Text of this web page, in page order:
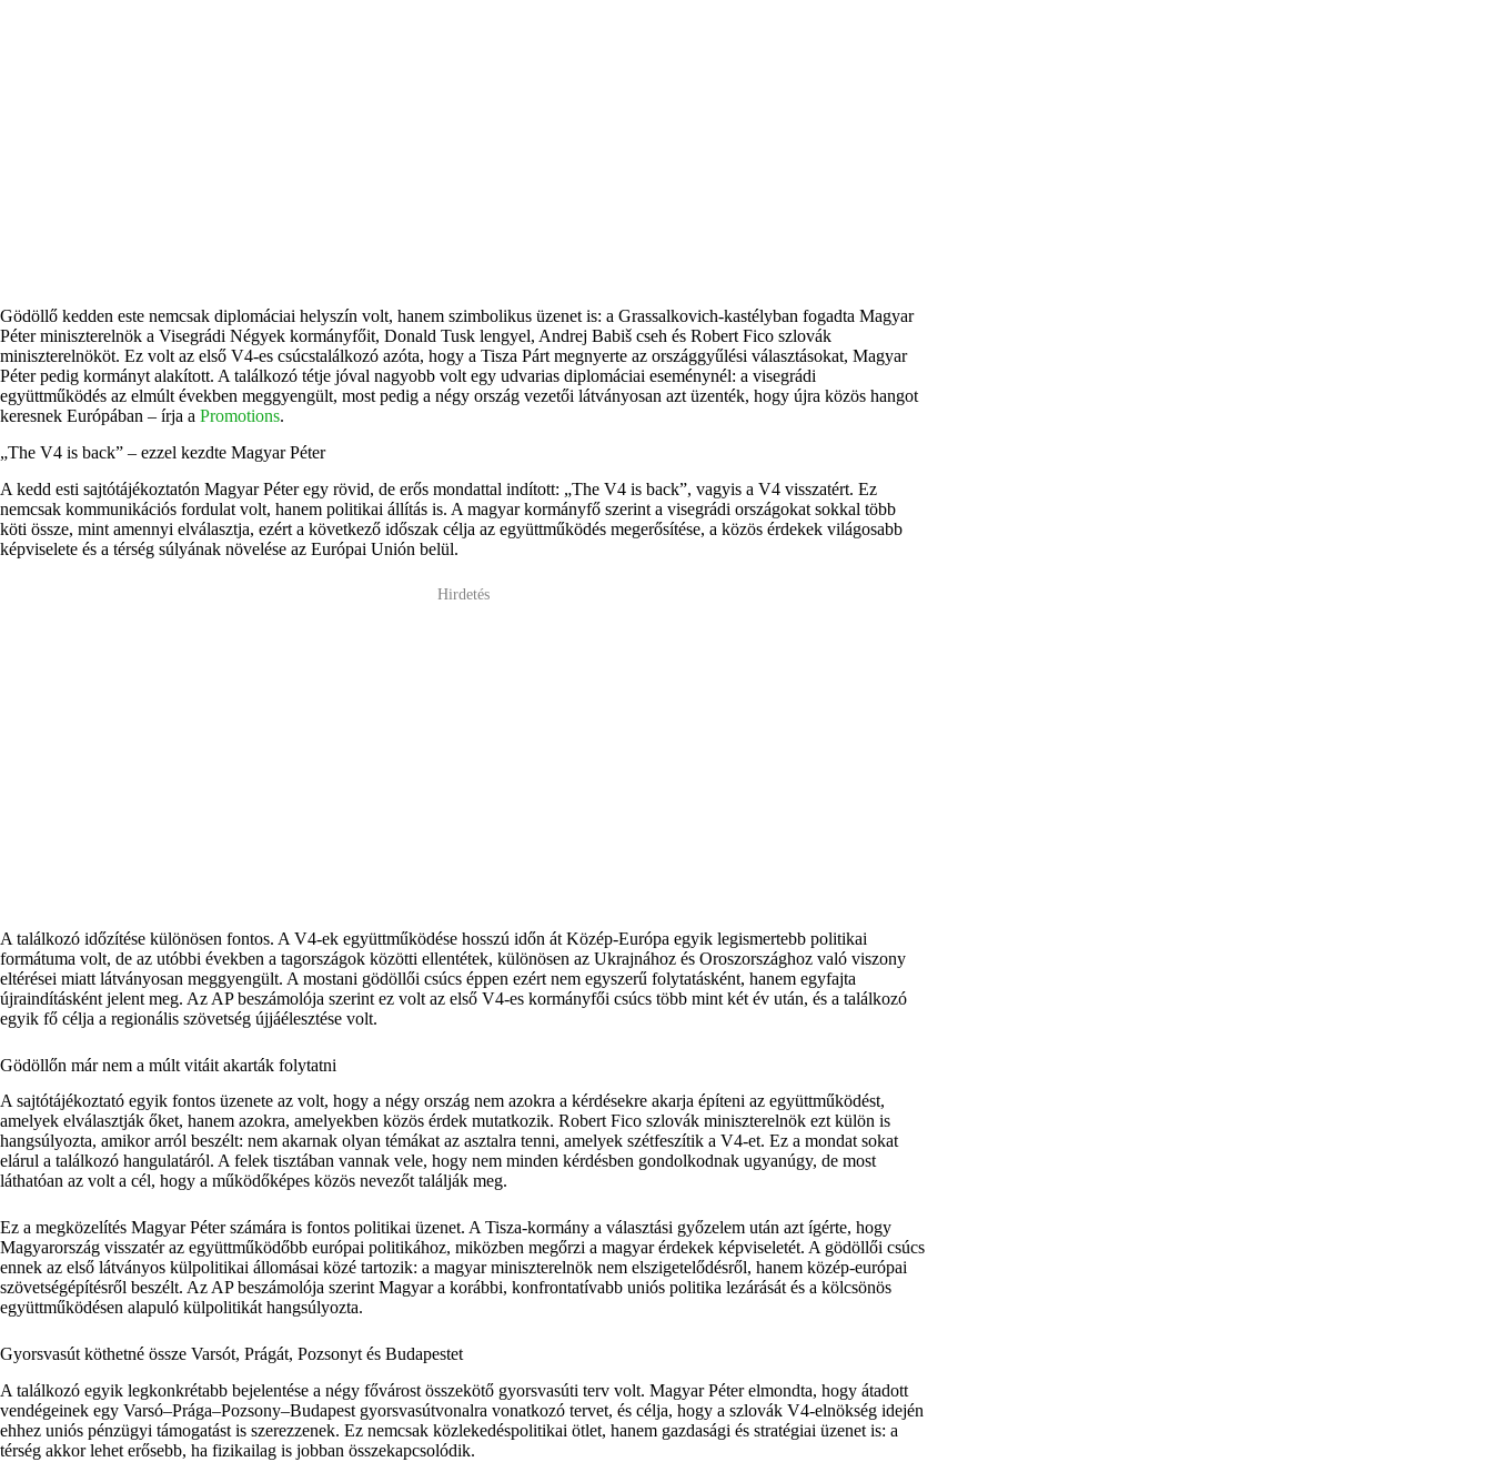
Gödöllő kedden este nemcsak diplomáciai helyszín volt, hanem szimbolikus üzenet is: a Grassalkovich-kastélyban fogadta Magyar
Péter miniszterelnök a Visegrádi Négyek kormányfőit, Donald Tusk lengyel, Andrej Babiš cseh és Robert Fico szlovák
miniszterelnököt. Ez volt az első V4-es csúcstalálkozó azóta, hogy a Tisza Párt megnyerte az országgyűlési választásokat, Magyar
Péter pedig kormányt alakított. A találkozó tétje jóval nagyobb volt egy udvarias diplomáciai eseménynél: a visegrádi
együttműködés az elmúlt években meggyengült, most pedig a négy ország vezetői látványosan azt üzenték, hogy újra közös hangot
keresnek Európában – írja a Promotions.
„The V4 is back” – ezzel kezdte Magyar Péter
A kedd esti sajtótájékoztatón Magyar Péter egy rövid, de erős mondattal indított: „The V4 is back”, vagyis a V4 visszatért. Ez
nemcsak kommunikációs fordulat volt, hanem politikai állítás is. A magyar kormányfő szerint a visegrádi országokat sokkal több
köti össze, mint amennyi elválasztja, ezért a következő időszak célja az együttműködés megerősítése, a közös érdekek világosabb
képviselete és a térség súlyának növelése az Európai Unión belül.
Hirdetés
A találkozó időzítése különösen fontos. A V4-ek együttműködése hosszú időn át Közép-Európa egyik legismertebb politikai
formátuma volt, de az utóbbi években a tagországok közötti ellentétek, különösen az Ukrajnához és Oroszországhoz való viszony
eltérései miatt látványosan meggyengült. A mostani gödöllői csúcs éppen ezért nem egyszerű folytatásként, hanem egyfajta
újraindításként jelent meg. Az AP beszámolója szerint ez volt az első V4-es kormányfői csúcs több mint két év után, és a találkozó
egyik fő célja a regionális szövetség újjáélesztése volt.
Gödöllőn már nem a múlt vitáit akarták folytatni
A sajtótájékoztató egyik fontos üzenete az volt, hogy a négy ország nem azokra a kérdésekre akarja építeni az együttműködést,
amelyek elválasztják őket, hanem azokra, amelyekben közös érdek mutatkozik. Robert Fico szlovák miniszterelnök ezt külön is
hangsúlyozta, amikor arról beszélt: nem akarnak olyan témákat az asztalra tenni, amelyek szétfeszítik a V4-et. Ez a mondat sokat
elárul a találkozó hangulatáról. A felek tisztában vannak vele, hogy nem minden kérdésben gondolkodnak ugyanúgy, de most
láthatóan az volt a cél, hogy a működőképes közös nevezőt találják meg.
Ez a megközelítés Magyar Péter számára is fontos politikai üzenet. A Tisza-kormány a választási győzelem után azt ígérte, hogy
Magyarország visszatér az együttműködőbb európai politikához, miközben megőrzi a magyar érdekek képviseletét. A gödöllői csúcs
ennek az első látványos külpolitikai állomásai közé tartozik: a magyar miniszterelnök nem elszigetelődésről, hanem közép-európai
szövetségépítésről beszélt. Az AP beszámolója szerint Magyar a korábbi, konfrontatívabb uniós politika lezárását és a kölcsönös
együttműködésen alapuló külpolitikát hangsúlyozta.
Gyorsvasút köthetné össze Varsót, Prágát, Pozsonyt és Budapestet
A találkozó egyik legkonkrétabb bejelentése a négy fővárost összekötő gyorsvasúti terv volt. Magyar Péter elmondta, hogy átadott
vendégeinek egy Varsó–Prága–Pozsony–Budapest gyorsvasútvonalra vonatkozó tervet, és célja, hogy a szlovák V4-elnökség idején
ehhez uniós pénzügyi támogatást is szerezzenek. Ez nemcsak közlekedéspolitikai ötlet, hanem gazdasági és stratégiai üzenet is: a
térség akkor lehet erősebb, ha fizikailag is jobban összekapcsolódik.